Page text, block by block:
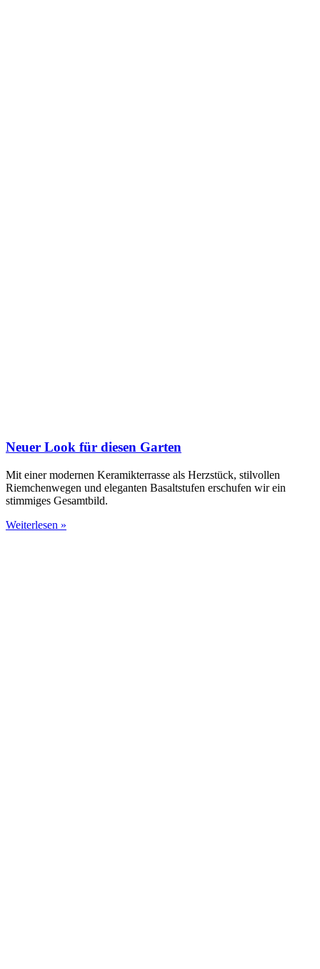
Neuer Look für diesen Garten
Mit einer modernen Keramikterrasse als Herzstück, stilvollen
Riemchenwegen und eleganten Basaltstufen erschufen wir ein
stimmiges Gesamtbild.
Weiterlesen »